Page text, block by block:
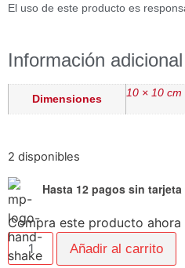
El uso de este producto es
Información adicional
Dimensiones 10 × 10 cm
2 disponibles
Hasta 12 pagos sin tarjeta
Compra este producto ahora
Añadir al carrito